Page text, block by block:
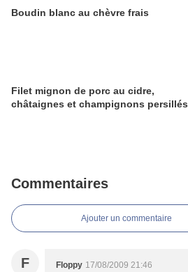
Boudin blanc au chèvre frais
Filet mignon de porc au cidre,
châtaignes et champignons persillés
Commentaires
Ajouter un commentaire
F Floppy 17/08/2009 21:46